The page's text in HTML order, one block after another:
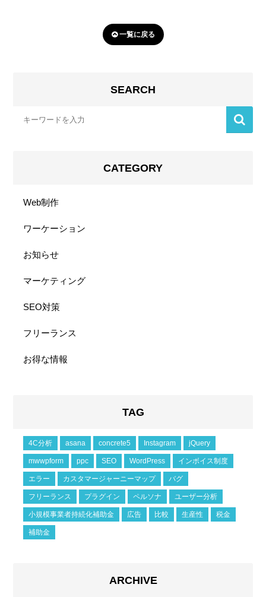
一覧に戻る
SEARCH
CATEGORY
Web制作
ワーケーション
お知らせ
マーケティング
SEO対策
フリーランス
お得な情報
TAG
4C分析 asana concrete5 Instagram jQuery
mwwpform ppc SEO WordPress インボイス制度
エラー カスタマージャーニーマップ バグ
フリーランス プラグイン ペルソナ ユーザー分析
小規模事業者持続化補助金 広告 比較 生産性 税金
補助金
ARCHIVE